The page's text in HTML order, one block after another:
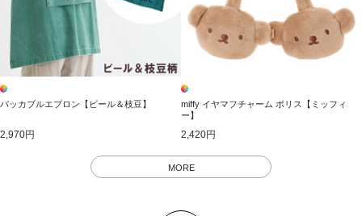
パッカブルエプロン【ビール＆枝豆】
2,970円
miffy イヤマフチャーム ボリス【ミッフィ
ー】
2,420円
MORE